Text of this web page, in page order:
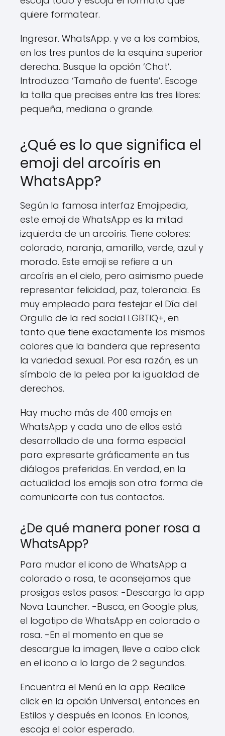
quiere formatear.
Ingresar. WhatsApp. y ve a los cambios,
en los tres puntos de la esquina superior
derecha. Busque la opción ‘Chat’.
Introduzca ‘Tamaño de fuente’. Escoge
la talla que precises entre las tres libres:
pequeña, mediana o grande.
¿Qué es lo que significa el
emoji del arcoíris en
WhatsApp?
Según la famosa interfaz Emojipedia,
este emoji de WhatsApp es la mitad
izquierda de un arcoíris. Tiene colores:
colorado, naranja, amarillo, verde, azul y
morado. Este emoji se refiere a un
arcoíris en el cielo, pero asimismo puede
representar felicidad, paz, tolerancia. Es
muy empleado para festejar el Día del
Orgullo de la red social LGBTIQ+, en
tanto que tiene exactamente los mismos
colores que la bandera que representa
la variedad sexual. Por esa razón, es un
símbolo de la pelea por la igualdad de
derechos.
Hay mucho más de 400 emojis en
WhatsApp y cada uno de ellos está
desarrollado de una forma especial
para expresarte gráficamente en tus
diálogos preferidas. En verdad, en la
actualidad los emojis son otra forma de
comunicarte con tus contactos.
¿De qué manera poner rosa a
WhatsApp?
Para mudar el icono de WhatsApp a
colorado o rosa, te aconsejamos que
prosigas estos pasos: -Descarga la app
Nova Launcher. -Busca, en Google plus,
el logotipo de WhatsApp en colorado o
rosa. -En el momento en que se
descargue la imagen, lleve a cabo click
en el icono a lo largo de 2 segundos.
Encuentra el Menú en la app. Realice
click en la opción Universal, entonces en
Estilos y después en Iconos. En Iconos,
escoja el color esperado.